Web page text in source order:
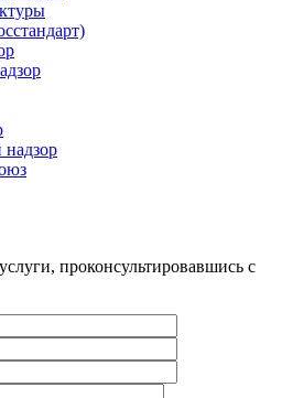
надзор
проконсультировавшись с